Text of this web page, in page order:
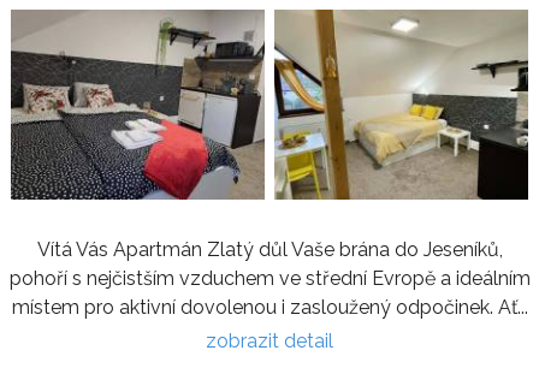
Vítá Vás Apartmán Zlatý důl Vaše brána do Jeseníků,
pohoří s nejčistším vzduchem ve střední Evropě a ideálním
místem pro aktivní dovolenou i zasloužený odpočinek. Ať...
zobrazit detail